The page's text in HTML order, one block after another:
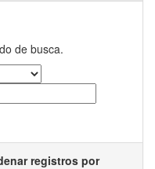
de busca.
registros por